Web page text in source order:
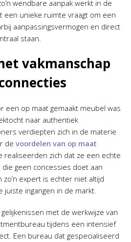
wendbare aanpak werkt in de
een unieke ruimte vraagt om een
aanpassingsvermogen en direct
staan.
vakmanschap
een op maat gemaakt meubel was
naar authentiek
verdiepten zich in de materie
de voordelen van op maat
realiseerden zich dat ze een echte
geen concessies doet aan
zo’n expert is echter niet altijd
juiste ingangen in de markt.
met de werkwijze van
tijdens een intensief
Een bureau dat gespecialiseerd